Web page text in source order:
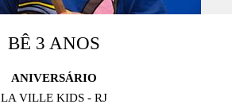
BÊ 3 ANOS
ANIVERSÁRIO
LA VILLE KIDS - RJ